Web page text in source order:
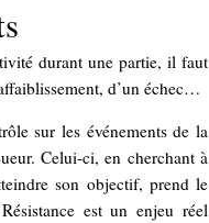
durant une partie, il faut
d’un échec…
sur les événements de la
Celui-ci, en cherchant à
son objectif, prend le
est un enjeu réel